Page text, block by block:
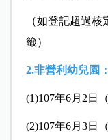
（如登記超過
籤）
2.非營利幼兒園：
(1)107年6月2日
(2)107年6月3日